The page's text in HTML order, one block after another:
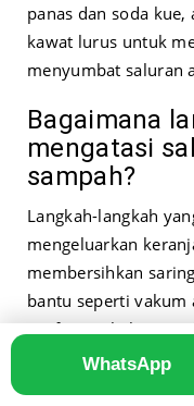
panas dan soda
kawat lurus untuk
menyumbat saluran
Bagaimana
mengatasi
sampah?
Langkah-langkah
mengeluarkan
membersihkan
bantu seperti vakum
profesional jika
ApaWhatsApp